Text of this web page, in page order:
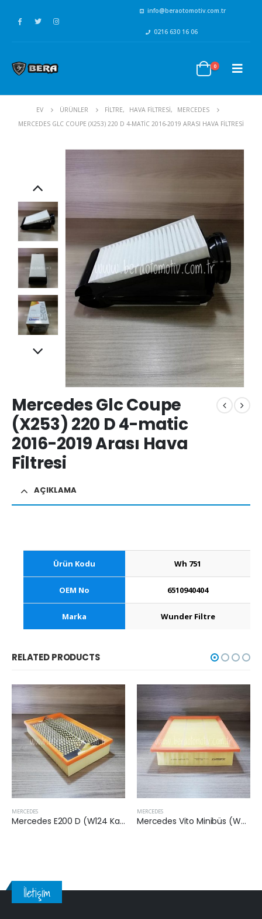
info@beraotomotiv.com.tr
0216 630 16 06
0
EV ÜRÜNLER FİLTRE, HAVA FİLTRESİ,
MERCEDES
MERCEDES GLC COUPE (X253) 220 D 4-MATIC 2016-2019 ARASI HAVA FILTRESI
Mercedes Glc Coupe
(X253) 220 D 4-matic
2016-2019 Arası Hava
Filtresi
AÇIKLAMA
Ürün Kodu Wh 751
OEM No 6510940404
Marka Wunder Filtre
RELATED PRODUCTS
MERCEDES
Mercedes E200 D (W124 Kasa) 1993-1995 Arası Hava Filtresi
MERCEDES
Mercedes Vito Minibüs (W638) 114 (638.134, 638.194) 1996-2003 Arası
İletişim